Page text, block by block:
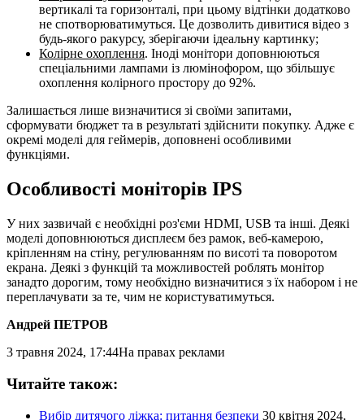
вертикалі та горизонталі, при цьому відтінки додатково
не спотворюватимуться. Це дозволить дивитися відео з
будь-якого ракурсу, зберігаючи ідеальну картинку;
Колірне охоплення. Іноді монітори доповнюються
спеціальними лампами із люмінофором, що збільшує
охоплення колірного простору до 92%.
Залишається лише визначитися зі своїми запитами,
сформувати бюджет та в результаті здійснити покупку. Адже є
окремі моделі для геймерів, доповнені особливими
функціями.
Особливості моніторів IPS
У них зазвичай є необхідні роз'єми HDMI, USB та інші. Деякі
моделі доповнюються дисплеєм без рамок, веб-камерою,
кріпленням на стіну, регулюванням по висоті та поворотом
екрана. Деякі з функцій та можливостей роблять монітор
занадто дорогим, тому необхідно визначитися з їх набором і не
переплачувати за те, чим не користуватимуться.
Андрей ПЕТРОВ
3 травня 2024, 17:44На правах реклами
Читайте також:
Вибір дитячого ліжка: питання безпеки 30 квітня 2024,